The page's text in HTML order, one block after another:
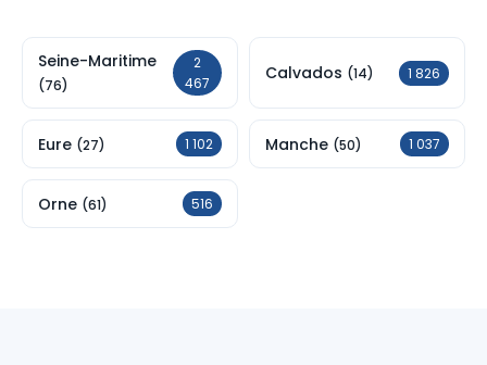
Seine-Maritime
(76)
2
467
Calvados (14) 1 826
Eure (27) 1 102 Manche (50) 1 037
Orne (61) 516